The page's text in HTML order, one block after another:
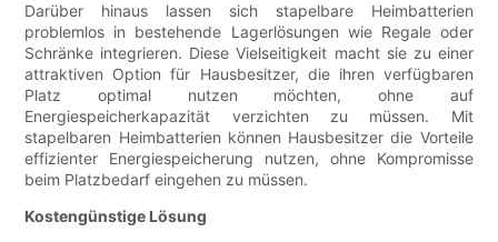
Darüber hinaus lassen sich stapelbare Heimbatterien
problemlos in bestehende Lagerlösungen wie Regale oder
Schränke integrieren. Diese Vielseitigkeit macht sie zu einer
attraktiven Option für Hausbesitzer, die ihren verfügbaren
Platz optimal nutzen möchten, ohne auf
Energiespeicherkapazität verzichten zu müssen. Mit
stapelbaren Heimbatterien können Hausbesitzer die Vorteile
effizienter Energiespeicherung nutzen, ohne Kompromisse
beim Platzbedarf eingehen zu müssen.
Kostengünstige Lösung